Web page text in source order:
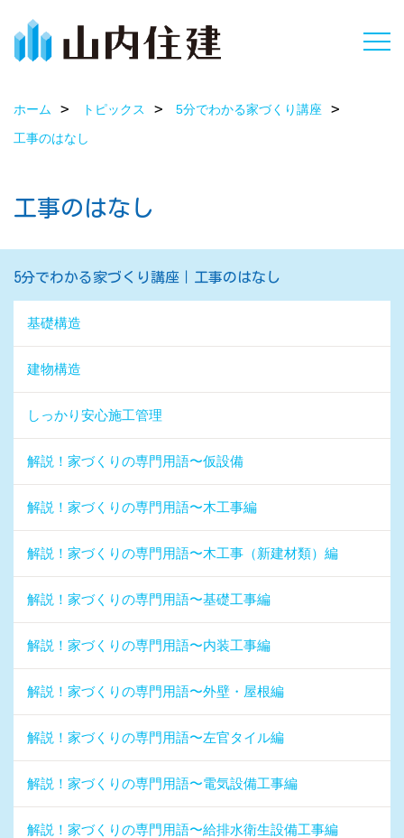
ホーム トピックス
5分でわかる家づくり講座
工事のはなし
工事のはなし
5分でわかる家づくり講座｜工事のはなし
基礎構造
建物構造
しっかり安心施工管理
解説！家づくりの専門用語〜仮設備
解説！家づくりの専門用語〜木工事編
解説！家づくりの専門用語〜木工事（新建材類）編
解説！家づくりの専門用語〜基礎工事編
解説！家づくりの専門用語〜内装工事編
解説！家づくりの専門用語〜外壁・屋根編
解説！家づくりの専門用語〜左官タイル編
解説！家づくりの専門用語〜電気設備工事編
解説！家づくりの専門用語〜給排水衛生設備工事編